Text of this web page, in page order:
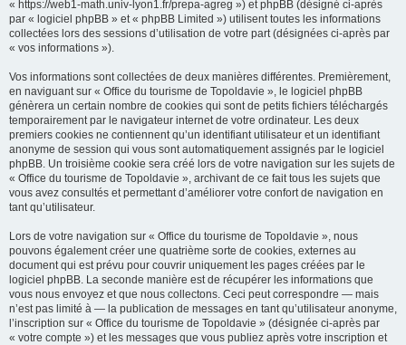
« https://web1-math.univ-lyon1.fr/prepa-agreg ») et phpBB (désigné ci-après
par « logiciel phpBB » et « phpBB Limited ») utilisent toutes les informations
collectées lors des sessions d’utilisation de votre part (désignées ci-après par
« vos informations »).
Vos informations sont collectées de deux manières différentes. Premièrement,
en naviguant sur « Office du tourisme de Topoldavie », le logiciel phpBB
génèrera un certain nombre de cookies qui sont de petits fichiers téléchargés
temporairement par le navigateur internet de votre ordinateur. Les deux
premiers cookies ne contiennent qu’un identifiant utilisateur et un identifiant
anonyme de session qui vous sont automatiquement assignés par le logiciel
phpBB. Un troisième cookie sera créé lors de votre navigation sur les sujets de
« Office du tourisme de Topoldavie », archivant de ce fait tous les sujets que
vous avez consultés et permettant d’améliorer votre confort de navigation en
tant qu’utilisateur.
Lors de votre navigation sur « Office du tourisme de Topoldavie », nous
pouvons également créer une quatrième sorte de cookies, externes au
document qui est prévu pour couvrir uniquement les pages créées par le
logiciel phpBB. La seconde manière est de récupérer les informations que
vous nous envoyez et que nous collectons. Ceci peut correspondre — mais
n’est pas limité à — la publication de messages en tant qu’utilisateur anonyme,
l’inscription sur « Office du tourisme de Topoldavie » (désignée ci-après par
« votre compte ») et les messages que vous publiez après votre inscription et